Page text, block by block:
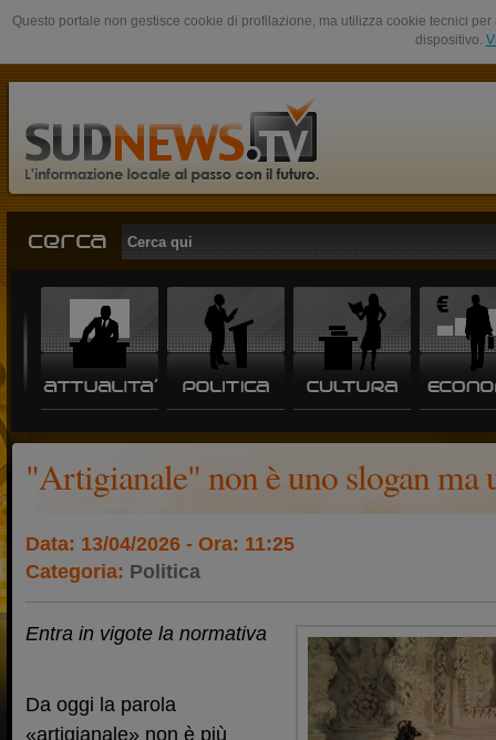
Questo portale non gestisce cookie di profilazione, ma utilizza cookie tecnici
dispositivo.
"Artigianale" non è uno slogan ma
Data: 13/04/2026 - Ora: 11:25
Categoria: Politica
Entra in vigote la normativa
Da oggi la parola
«artigianale» non è più